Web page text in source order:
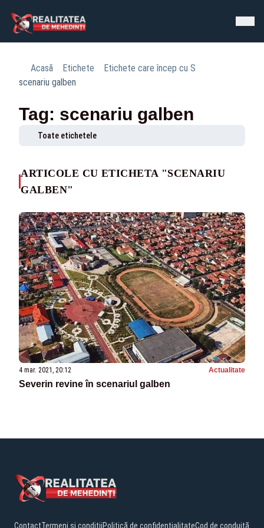
Acasă Etichete
Etichete care încep cu S
scenariu galben
Tag: scenariu galben
Toate etichetele
ARTICOLE CU ETICHETA "SCENARIU
GALBEN"
4 mar. 2021, 20:12 Actualitate
Severin revine în scenariul galben
ContactTermeni și condițiiPolitică de confidențialitateCod de conduită